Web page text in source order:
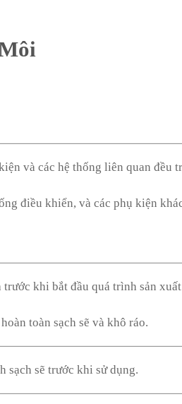
và các hệ thống liên quan đều
điều khiển, và các phụ kiện
khi bắt đầu quá trình sản
toàn sạch sẽ và khô ráo.
sạch sẽ trước khi sử dụng.